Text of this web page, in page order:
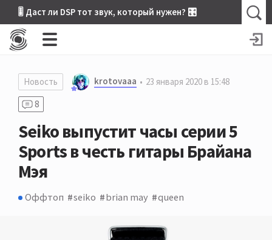
🎚 Даст ли DSP тот звук, который нужен? 🎛
Новость krotovaaa
23 января 2020 в 15:48
8
Seiko выпустит часы серии 5
Sports в честь гитары Брайана
Мэя
Оффтоп seiko brian may queen